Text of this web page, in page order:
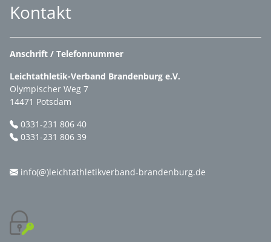
Kontakt
Anschrift / Telefonnummer
Leichtathletik-Verband Brandenburg e.V.
Olympischer Weg 7
14471 Potsdam
0331-231 806 40
0331-231 806 39
info(@)leichtathletikverband-brandenburg.de